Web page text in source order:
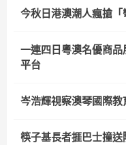
今秋日港澳潮人瘋搶「
一連四日粵澳名優商
平台
岑浩輝視察澳琴國際
筷子基長者捱巴士撞